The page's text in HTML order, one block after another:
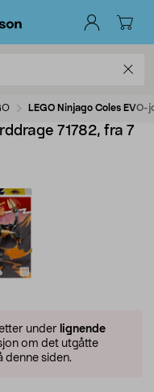
LEGO Ninjago Coles
71782, fra 7
under lignende
om det utgåtte
denne siden.